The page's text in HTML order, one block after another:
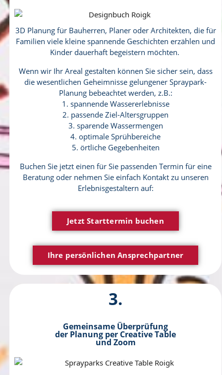
3D Planung für Bauherren, Planer oder Architekten, die für
Familien viele kleine spannende Geschichten erzählen und
Kinder dauerhaft begeistern möchten.
Wenn wir Ihr Areal gestalten können Sie sicher sein, dass
die wesentlichen Geheimnisse gelungener Spraypark-
Planung bebeachtet werden, z.B.:
1. spannende Wassererlebnisse
2. passende Ziel-Altersgruppen
3. sparende Wassermengen
4. optimale Sprühbereiche
5. örtliche Gegebenheiten
Buchen Sie jetzt einen für Sie passenden Termin für eine
Beratung oder nehmen Sie einfach Kontakt zu unseren
Erlebnisgestaltern auf:
Jetzt Starttermin buchen
Ihre persönlichen Ansprechpartner
3.
Gemeinsame Überprüfung
der Planung per Creative Table
und Zoom